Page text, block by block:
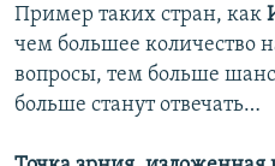
Пример таких стран, как
чем большее количество
вопросы, тем больше
больше станут отвечать…